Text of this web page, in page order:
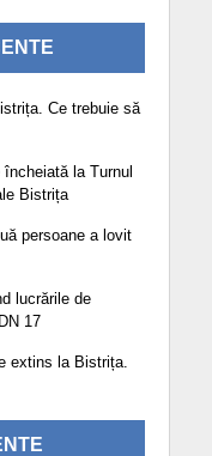
Ce trebuie să
încheiată la Turnul
Bistrița
persoane a lovit
lucrările de
17
extins la Bistrița.